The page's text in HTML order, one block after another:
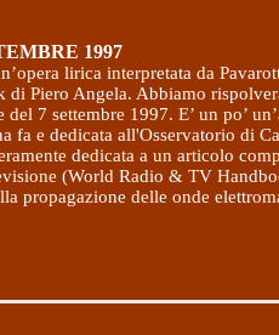
1997
lirica interpretata da
di Piero Angela. Abbiamo
del 7 settembre 1997. E’ un po’
fa e dedicata all'Osservatorio di
dedicata a un articolo
(World Radio & TV
propagazione delle onde